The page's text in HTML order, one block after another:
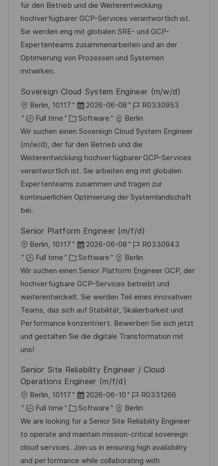
a
t
i
o
n
t
e
d
D
a
I
d
t
e
g
o
r
für den Betrieb und die Weiterentwicklung
hochverfügbarer GCP-Services verantwortlich ist.
Sie werden eng mit globalen SRE- und GCP-
Expertenteams zusammenarbeiten und an der
Optimierung von Prozessen und Systemen
mitwirken.
Sovereign Cloud System Engineer (m/w/d)
L
o
c
a
t
i
o
n
Berlin, 10117
P
o
s
t
e
d
D
a
2026-06-08
J
o
b
I
d
R0330953
Full time
C
a
t
e
g
o
r
Software
Berlin
Wir suchen einen Sovereign Cloud System Engineer
(m/w/d), der für den Betrieb und die
Weiterentwicklung hochverfügbarer GCP-Services
verantwortlich ist. Sie arbeiten eng mit globalen
Expertenteams zusammen und tragen zur
kontinuierlichen Optimierung der Systemlandschaft
bei.
Senior Platform Engineer (m/f/d)
L
o
c
a
t
i
o
n
Berlin, 10117
P
o
s
t
e
d
D
a
2026-06-08
J
o
b
I
d
R0330943
Full time
C
a
t
e
g
o
r
Software
Berlin
Wir suchen einen Senior Platform Engineer GCP, der
hochverfügbare GCP-Services betreibt und
weiterentwickelt. Sie werden Teil eines innovativen
Teams, das sich auf Stabilität, Skalierbarkeit und
Performance konzentriert. Bewerben Sie sich jetzt
und gestalten Sie die digitale Transformation mit
uns!
Senior Site Reliability Engineer / Cloud
Operations Engineer (m/f/d)
L
o
c
a
t
i
Berlin, 10117
P
o
s
t
e
d
2026-06-10
J
o
b
I
d
R0331266
Full time
C
a
t
e
g
Software
Berlin
We are looking for a Senior Site Reliability Engineer
to operate and maintain mission-critical sovereign
cloud services. Join us in ensuring high availability
and performance while collaborating with